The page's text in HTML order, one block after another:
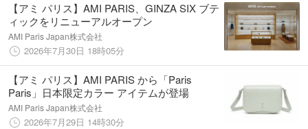
【アミ パリス】AMI PARIS、GINZA SIX ブテ
ィックをリニューアルオープン
AMI Paris Japan株式会社
2026年7月30日 18時05分
【アミ パリス】AMI PARIS から「Paris
Paris」日本限定カラー アイテムが登場
AMI Paris Japan株式会社
2026年7月29日 14時30分